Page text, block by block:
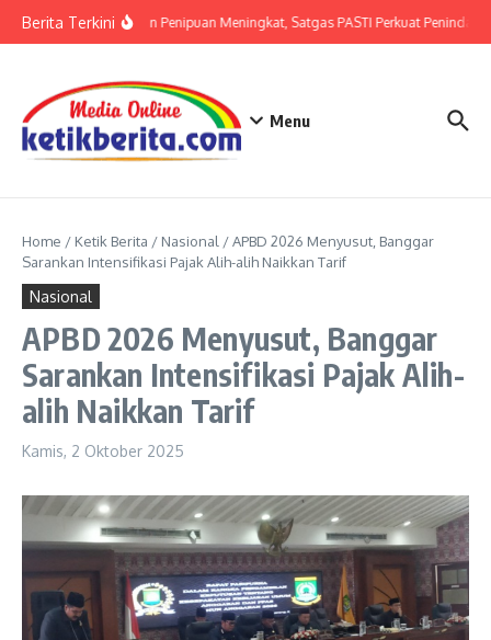
Berita TerkiniAncaman Penipuan Meningkat, Satgas PASTI Perkuat Penindakan
Menu
Home / Ketik Berita / Nasional /APBD 2026 Menyusut, Banggar
Sarankan Intensifikasi Pajak Alih-alih Naikkan Tarif
Nasional
APBD 2026 Menyusut, Banggar
Sarankan Intensifikasi Pajak Alih-
alih Naikkan Tarif
Kamis, 2 Oktober 2025